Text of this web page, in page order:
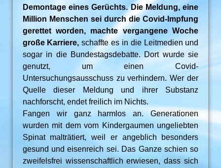
Demontage eines Gerüchts. Die Meldung, eine
Million Menschen sei durch die Covid-Impfung
gerettet worden, machte vergangene Woche
große Karriere,schaffte es in die Leitmedien und
sogar in die Bundestagsdebatte. Dort wurde sie
genutzt, um einen Covid-
Untersuchungsausschuss zu verhindern. Wer der
Quelle dieser Meldung und ihrer Substanz
nachforscht, endet freilich im Nichts.
Fangen wir ganz harmlos an. Generationen
wurden mit dem vom Kindergaumen ungeliebten
Spinat malträtiert, weil er angeblich besonders
gesund und eisenreich sei. Das Ganze schien so
zweifelsfrei wissenschaftlich erwiesen, dass sich